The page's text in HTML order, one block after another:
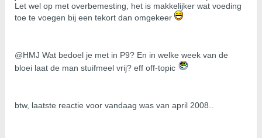
Let wel op met overbemesting, het is makkelijker wat voeding
toe te voegen bij een tekort dan omgekeer
@HMJ Wat bedoel je met in P9? En in welke week van de
bloei laat de man stuifmeel vrij? eff off-topic
btw, laatste reactie voor vandaag was van april 2008..